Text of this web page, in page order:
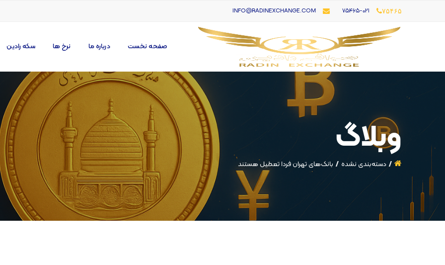
۷۵۴۶۵ INFO@RADINEXCHANGE.COM
صفحه نخست درباره ما نرخ ها سکه رادین
وبلاگ
دسته‌بندی نشده بانک‌های تهران فردا تعطیل هستند